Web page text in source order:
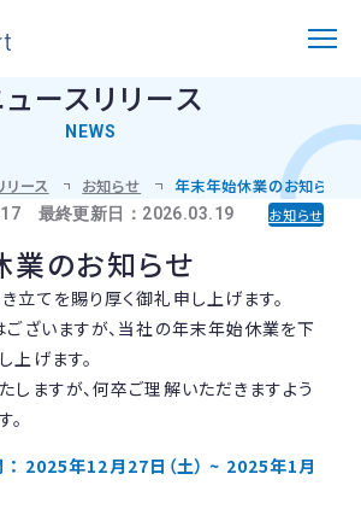
置環境
ースリリース
NEWS
リース お知らせ 年末年始休業のお知らせ
最終更新日：2026.03.19 お知らせ
業のお知らせ
立てを賜り厚く御礼申し上げます。
ございますが、当社の年末年始休業を下
上げます。
しますが、何卒ご理解いただきますよう
2025年12月27日（土） ~ 2025年1月